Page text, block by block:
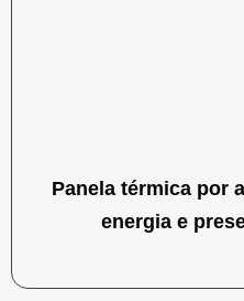
Panela térmica por
energia e